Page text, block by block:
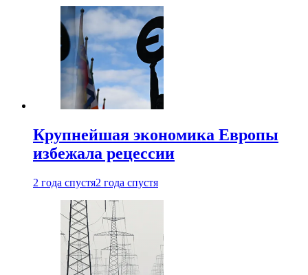
Крупнейшая экономика Европы
избежала рецессии
2 года спустя2 года спустя